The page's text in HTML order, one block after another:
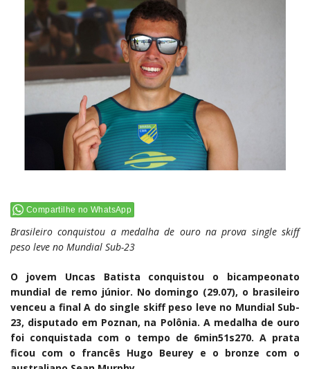
Compartilhe no WhatsApp
Brasileiro conquistou a medalha de ouro na prova single skiff
peso leve no Mundial Sub-23
O jovem Uncas Batista conquistou o bicampeonato
mundial de remo júnior. No domingo (29.07), o brasileiro
venceu a final A do single skiff peso leve no Mundial Sub-
23, disputado em Poznan, na Polônia. A medalha de ouro
foi conquistada com o tempo de 6min51s270. A prata
ficou com o francês Hugo Beurey e o bronze com o